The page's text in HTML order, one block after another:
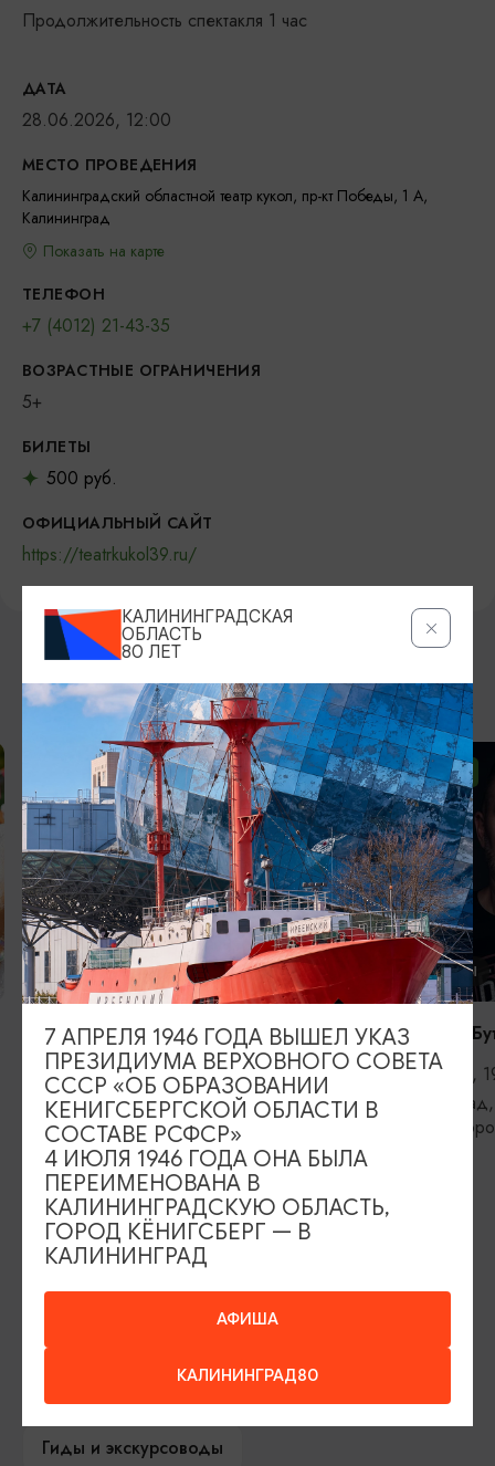
Продолжительность спектакля 1 час
ДАТА
28.06.2026, 12:00
МЕСТО ПРОВЕДЕНИЯ
Калининградский областной театр кукол, пр-кт Победы, 1 А,
Калининград
Показать на карте
ТЕЛЕФОН
+7 (4012) 21-43-35
ВОЗРАСТНЫЕ ОГРАНИЧЕНИЯ
5+
БИЛЕТЫ
500 руб.
ОФИЦИАЛЬНЫЙ САЙТ
https://teatrkukol39.ru/
ВОЗМОЖНО ВАС ЗАИНТЕРЕСУЕТ
ОТ 2500₽
КОНЦЕРТЫ
RADIO TAPOK
04.09.2026, 20:00
Калининград, РК «Резиденция
королей»
ОТ 1000₽
КОНЦЕРТЫ
Константин
11.09.2026,
ИЩИТЕ ТАКЖЕ НА НАШЕМ САЙТЕ
Серебряное ожерелье
Электронная виза
Туры и экскурсии
Сувениры
Гиды и экскурсоводы
КАЛИНИНГРАДСКАЯ
ОБЛАСТЬ
80 ЛЕТ
АФИША
КАЛИНИНГРАД80
7 АПРЕЛЯ 1946 ГОДА ВЫШЕЛ УКАЗ
ПРЕЗИДИУМА ВЕРХОВНОГО СОВЕТА
СССР «ОБ ОБРАЗОВАНИИ
КЕНИГСБЕРГСКОЙ ОБЛАСТИ В
СОСТАВЕ РСФСР»
4 ИЮЛЯ 1946 ГОДА ОНА БЫЛА
ПЕРЕИМЕНОВАНА В
КАЛИНИНГРАДСКУЮ ОБЛАСТЬ,
ГОРОД КЁНИГСБЕРГ — В
КАЛИНИНГРАД